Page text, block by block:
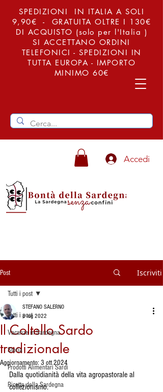
SPEDIZIONI IN ITALIA A SOLI
9,90€ - GRATUITA OLTRE I 130€
DI ACQUISTO (solo per l'Italia )
SI ACCETTANO ORDINI
TELEFONICI - SPEDIZIONI IN
TUTTA EUROPA - IMPORTO
MINIMO 60€
Accedi
Post Iscriviti
Tutti i post
Vacanze in Sardegna
Storia
Prodotti Alimentari Sardi
Ricette della Sardegna
Tutti i post
Il Coltello Sardo
tradizionale
STEFANO SALERNO
8 lug 2022
Aggiornamento: 3 ott 2024
Dalla quotidianità della vita agropastorale al
collezionismo.